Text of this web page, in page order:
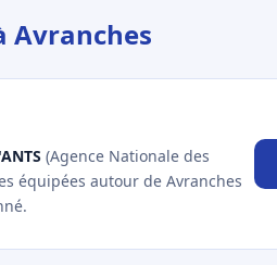
Avranches
(Agence Nationale des
équipées autour de Avranches